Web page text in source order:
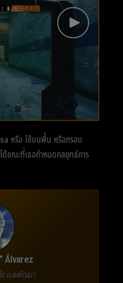
Álvarez
และพัฒนา
หรือ ใช้บนพื้น หรือกรอบ
ขณะที่เธอกำหนดกลยุทธ์การ